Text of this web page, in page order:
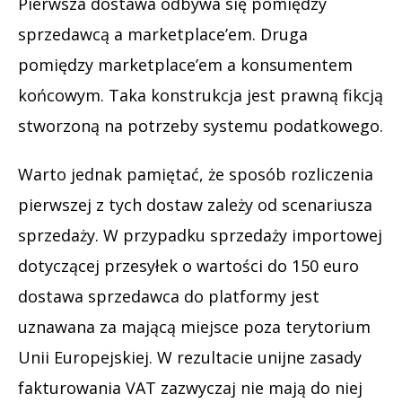
sprzedawcą a marketplace’em. Druga
pomiędzy marketplace’em a konsumentem
końcowym. Taka konstrukcja jest prawną fikcją
stworzoną na potrzeby systemu podatkowego.
Warto jednak pamiętać, że sposób rozliczenia
pierwszej z tych dostaw zależy od scenariusza
sprzedaży. W przypadku sprzedaży importowej
dotyczącej przesyłek o wartości do 150 euro
dostawa sprzedawca do platformy jest
uznawana za mającą miejsce poza terytorium
Unii Europejskiej. W rezultacie unijne zasady
fakturowania VAT zazwyczaj nie mają do niej